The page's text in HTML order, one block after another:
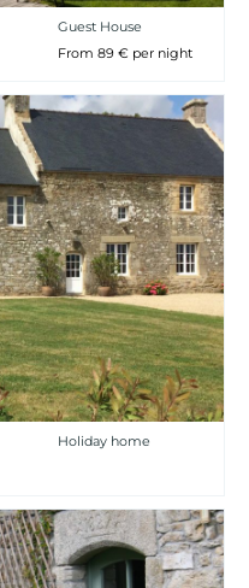
Guest House
From 89 € per night
Holiday home